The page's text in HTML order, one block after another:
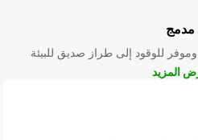
مدمج
للوقود إلى طراز صديق للبيئة
المزيد